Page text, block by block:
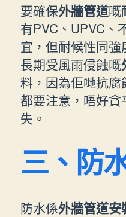
要確保外牆管道嘅
有PVC、UPVC、
宜，但耐候性同
長期受風雨侵蝕嘅
料，因為佢哋抗
都要注意，唔好
失。
三、防
防水係外牆管道安